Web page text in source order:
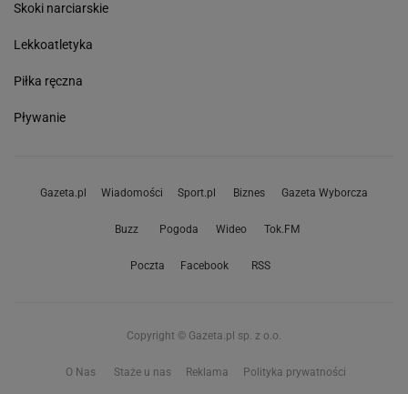
Skoki narciarskie
Lekkoatletyka
Piłka ręczna
Pływanie
Gazeta.pl Wiadomości Sport.pl Biznes Gazeta Wyborcza
Buzz Pogoda Wideo Tok.FM
Poczta Facebook RSS
Copyright © Gazeta.pl sp. z o.o.
O Nas Staże u nas Reklama Polityka prywatności